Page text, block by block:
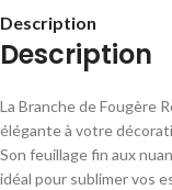
Description
Description
La Branche de Fougère
élégante à votre
Son feuillage fin aux
idéal pour sublimer vos